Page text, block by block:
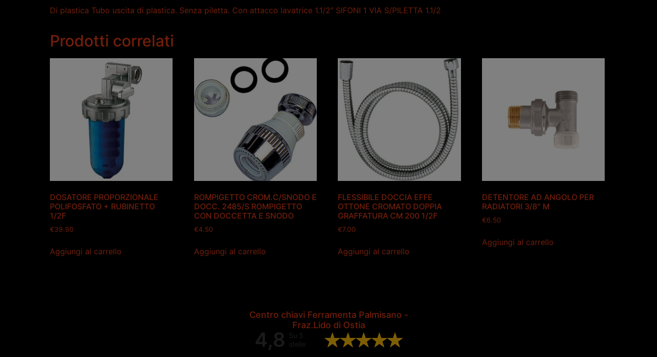
Di plastica Tubo uscita di plastica. Senza piletta. Con attacco lavatrice 1.1/2″ SIFONI 1 VIA S/PILETTA 1.1/2
Prodotti correlati
DOSATORE PROPORZIONALE
POLIFOSFATO + RUBINETTO
1/2F
€39.90
Aggiungi al carrello
ROMPIGETTO CROM.C/SNODO E
DOCC. 2485/S ROMPIGETTO
CON DOCCETTA E SNODO
€4.50
Aggiungi al carrello
FLESSIBILE DOCCIA EFFE
OTTONE CROMATO DOPPIA
GRAFFATURA CM 200 1/2F
€7.00
Aggiungi al carrello
DETENTORE AD ANGOLO PER
RADIATORI 3/8″ M
€6.50
Aggiungi al carrello
Centro chiavi Ferramenta Palmisano -
Fraz.Lido di Ostia
4,8
Su 5
stelle